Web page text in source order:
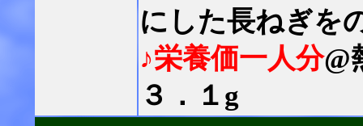
にした長ねぎを
♪栄養価一人分@
３．１g